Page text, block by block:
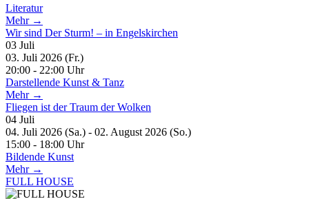
Literatur
Mehr →
Wir sind Der Sturm! – in Engelskirchen
03 Juli
03. Juli 2026 (Fr.)
20:00 - 22:00 Uhr
Darstellende Kunst & Tanz
Mehr →
Fliegen ist der Traum der Wolken
04 Juli
04. Juli 2026 (Sa.) - 02. August 2026 (So.)
15:00 - 18:00 Uhr
Bildende Kunst
Mehr →
FULL HOUSE